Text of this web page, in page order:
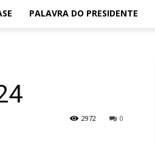
PALAVRA DO PRESIDENTE
0
2972